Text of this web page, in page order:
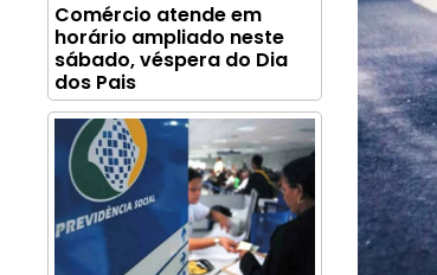
Comércio atende em
horário ampliado neste
sábado, véspera do Dia
dos Pais